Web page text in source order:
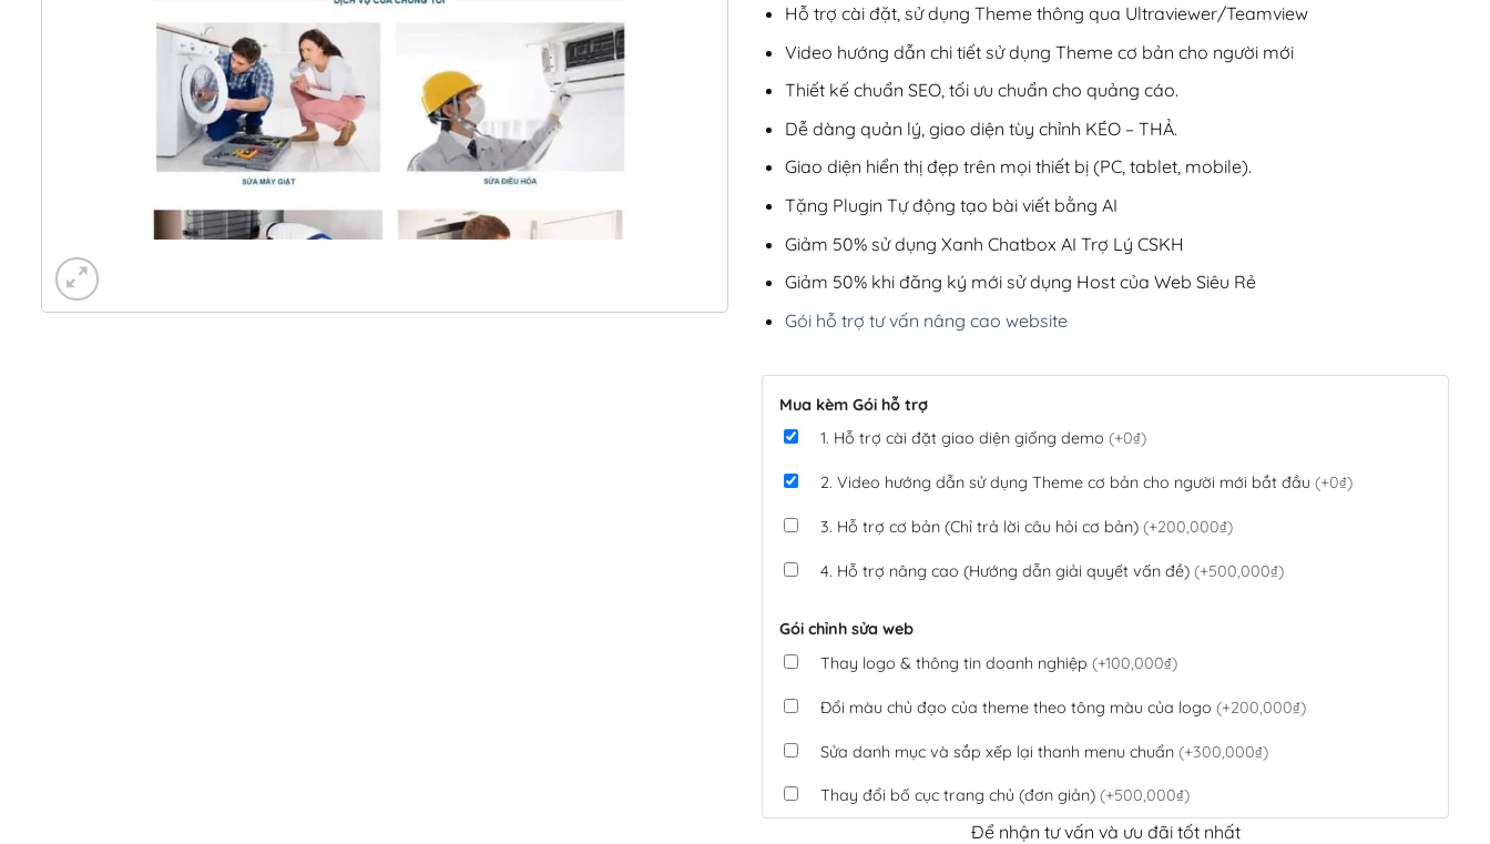
Hỗ trợ cài đặt, sử dụng Theme thông qua Ultraviewer/Teamview
Video hướng dẫn chi tiết sử dụng Theme cơ bản cho người mới
Thiết kế chuẩn SEO, tối ưu chuẩn cho quảng cáo.
Dễ dàng quản lý, giao diện tùy chỉnh KÉO – THẢ.
Giao diện hiển thị đẹp trên mọi thiết bị (PC, tablet, mobile).
Tặng Plugin Tự động tạo bài viết bằng AI
Giảm 50% sử dụng Xanh Chatbox AI Trợ Lý CSKH
Giảm 50% khi đăng ký mới sử dụng Host của Web Siêu Rẻ
Gói hỗ trợ tư vấn nâng cao website
Mua kèm Gói hỗ trợ
1. Hỗ trợ cài đặt giao diện giống demo (+0₫)
2. Video hướng dẫn sử dụng Theme cơ bản cho người mới bắt đầu (+0₫)
3. Hỗ trợ cơ bản (Chỉ trả lời câu hỏi cơ bản) (+200,000₫)
4. Hỗ trợ nâng cao (Hướng dẫn giải quyết vấn đề) (+500,000₫)
Gói chỉnh sửa web
Thay logo & thông tin doanh nghiệp (+100,000₫)
Đổi màu chủ đạo của theme theo tông màu của logo (+200,000₫)
Sửa danh mục và sắp xếp lại thanh menu chuẩn (+300,000₫)
Thay đổi bố cục trang chủ (đơn giản) (+500,000₫)
Tích hợp thanh toán QR Code ngân hàng(+100,000₫)
Để nhận tư vấn và ưu đãi tốt nhất